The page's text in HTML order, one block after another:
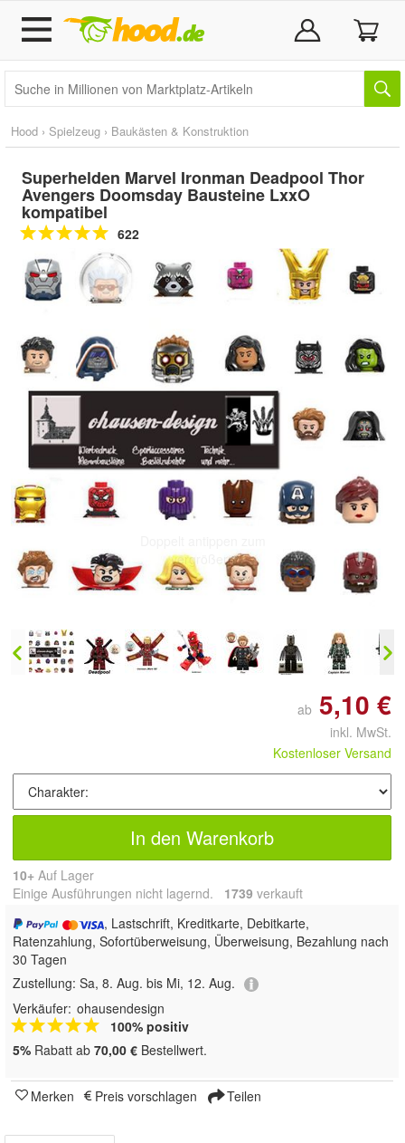
Hood › Spielzeug › Baukästen & Konstruktion
Superhelden Marvel Ironman Deadpool Thor
Avengers Doomsday Bausteine LxxO
kompatibel
622
vergrößern
ab 5,10 €
inkl. MwSt.
Kostenloser Versand
In den Warenkorb
10+ Auf Lager
Einige Ausführungen nicht lagernd. 1739 verkauft
, Lastschrift, Kreditkarte, Debitkarte,
Ratenzahlung, Sofortüberweisung, Überweisung, Bezahlung nach
30 Tagen
Zustellung: Sa, 8. Aug. bis Mi, 12. Aug.
Verkäufer: ohausendesign
100% positiv
5% Rabatt ab 70,00 € Bestellwert.
Merken Preis vorschlagen Teilen